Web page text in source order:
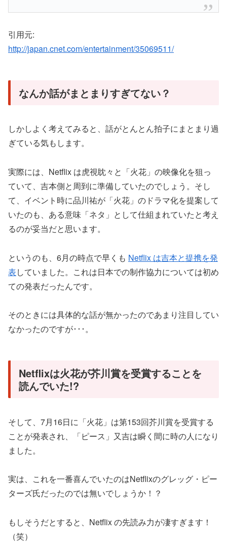
引用元:
http://japan.cnet.com/entertainment/35069511/
なんか話がまとまりすぎてない？
しかしよく考えてみると、話がとんとん拍子にまとまり過
ぎている気もします。
実際には、Netflix は虎視眈々と「火花」の映像化を狙っ
ていて、吉本側と周到に準備していたのでしょう。そし
て、イベント時に品川祐が「火花」のドラマ化を提案して
いたのも、ある意味「ネタ」として仕組まれていたと考え
るのが妥当だと思います。
というのも、6月の時点で早くも Netflix は吉本と提携を発
表していました。これは日本での制作協力については初め
ての発表だったんです。
そのときには具体的な話が無かったのであまり注目してい
なかったのですが･･･。
Netflixは火花が芥川賞を受賞することを
読んでいた!?
そして、7月16日に「火花」は第153回芥川賞を受賞する
ことが発表され、「ピース」又吉は瞬く間に時の人になり
ました。
実は、これを一番喜んでいたのはNetflixのグレッグ・ピー
ターズ氏だったのでは無いでしょうか！？
もしそうだとすると、Netflix の先読み力が凄すぎます！
（笑）